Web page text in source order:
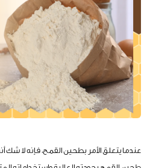
عندما يتعلق الأمر بطحين القمح، فإنه لا شك